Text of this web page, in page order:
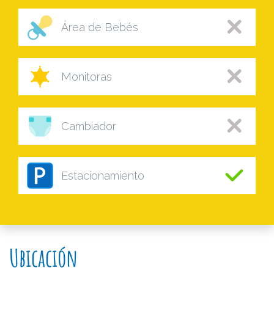
Área de Bebés
Monitoras
Cambiador
Estacionamiento
Ubicación